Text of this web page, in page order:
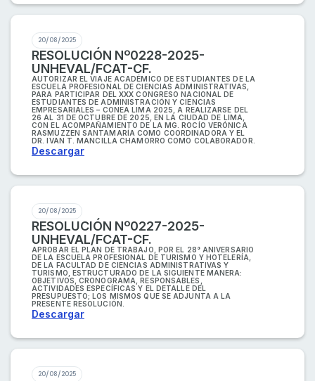
20/08/2025
RESOLUCIÓN Nº0228-2025-
UNHEVAL/FCAT-CF.
AUTORIZAR EL VIAJE ACADÉMICO DE ESTUDIANTES DE LA
ESCUELA PROFESIONAL DE CIENCIAS ADMINISTRATIVAS,
PARA PARTICIPAR DEL XXX CONGRESO NACIONAL DE
ESTUDIANTES DE ADMINISTRACIÓN Y CIENCIAS
EMPRESARIALES – CONEA LIMA 2025, A REALIZARSE DEL
26 AL 31 DE OCTUBRE DE 2025, EN LA CIUDAD DE LIMA,
CON EL ACOMPAÑAMIENTO DE LA MG. ROCÍO VERÓNICA
RASMUZZEN SANTAMARÍA COMO COORDINADORA Y EL
DR. IVAN T. MANCILLA CHAMORRO COMO COLABORADOR.
Descargar
20/08/2025
RESOLUCIÓN Nº0227-2025-
UNHEVAL/FCAT-CF.
APROBAR EL PLAN DE TRABAJO, POR EL 28° ANIVERSARIO
DE LA ESCUELA PROFESIONAL DE TURISMO Y HOTELERÍA,
DE LA FACULTAD DE CIENCIAS ADMINISTRATIVAS Y
TURISMO, ESTRUCTURADO DE LA SIGUIENTE MANERA:
OBJETIVOS, CRONOGRAMA, RESPONSABLES,
ACTIVIDADES ESPECÍFICAS Y EL DETALLE DEL
PRESUPUESTO; LOS MISMOS QUE SE ADJUNTA A LA
PRESENTE RESOLUCIÓN.
Descargar
20/08/2025